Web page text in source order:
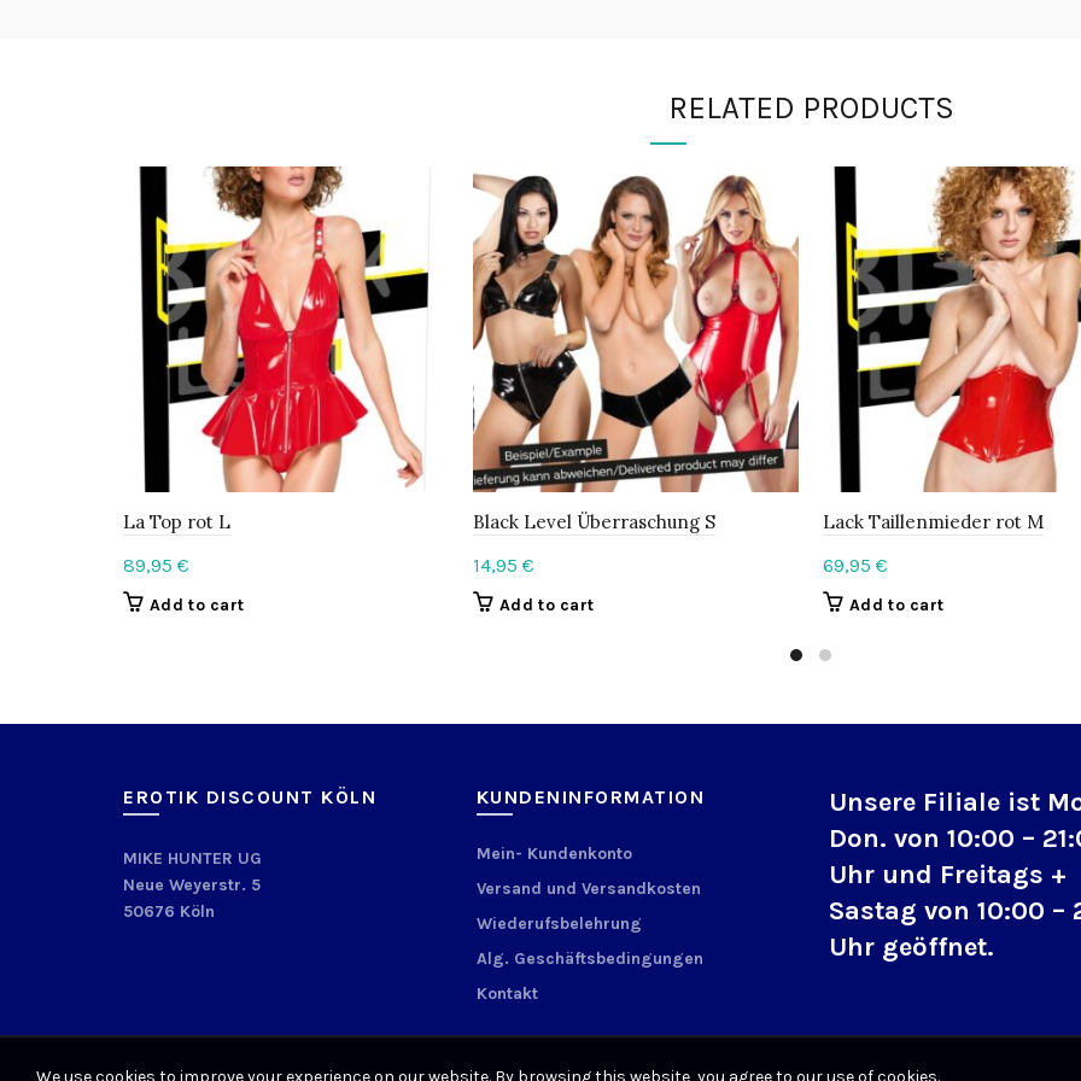
RELATED PRODUCTS
La Top rot L
89,95 €
Add to cart
Black Level Überraschung S
14,95 €
Add to cart
Lack Taillenmieder rot M
69,95 €
Add to cart
EROTIK DISCOUNT KÖLN
MIKE HUNTER UG
Neue Weyerstr. 5
50676 Köln
KUNDENINFORMATION
Mein- Kundenkonto
Versand und Versandkosten
Wiederufsbelehrung
Alg. Geschäftsbedingungen
Kontakt
Unsere Filiale ist
Don. von 10:00 –
Uhr und Freitags +
Sastag von 10:00 –
Uhr geöffnet.
We use cookies to improve your experience on our website. By browsing this website, you agree to our use of cookies.